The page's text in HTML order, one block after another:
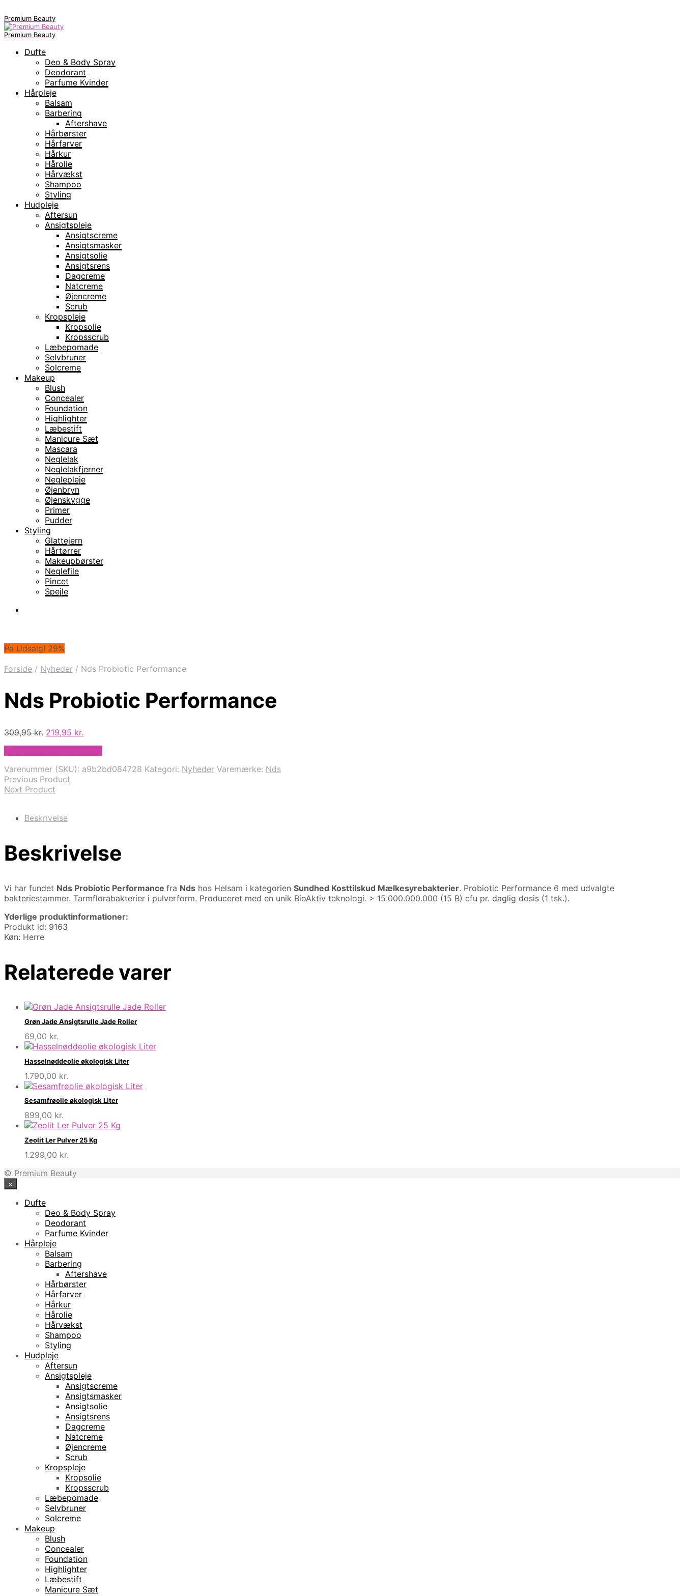
Premium Beauty
Premium Beauty
Dufte
Deo & Body Spray
Deodorant
Parfume Kvinder
Hårpleje
Balsam
Barbering
Aftershave
Hårbørster
Hårfarver
Hårkur
Hårolie
Hårvækst
Shampoo
Styling
Hudpleje
Aftersun
Ansigtspleje
Ansigtscreme
Ansigtsmasker
Ansigtsolie
Ansigtsrens
Dagcreme
Natcreme
Øjencreme
Scrub
Kropspleje
Kropsolie
Kropsscrub
Læbepomade
Selvbruner
Solcreme
Makeup
Blush
Concealer
Foundation
Highlighter
Læbestift
Manicure Sæt
Mascara
Neglelak
Neglelakfjerner
Neglepleje
Øjenbryn
Øjenskygge
Primer
Pudder
Styling
Glattejern
Hårtørrer
Makeupbørster
Neglefile
Pincet
Spejle
På Udsalg! 29%
Forside / Nyheder / Nds Probiotic Performance
Nds Probiotic Performance
309,95kr. Den
309,95 kr..
219,95 kr.
219,95 kr..
Varenummer (SKU): a9b2bd084728 Kategori: Nyheder Varemærke: Nds
Previous Product
Next Product
Beskrivelse
Beskrivelse
Vi har fundet Nds Probiotic Performance fra Nds hos Helsam i kategorien Sundhed Kosttilskud Mælkesyrebakterier. Probiotic Performance 6 med udvalgte
bakteriestammer. Tarmflorabakterier i pulverform. Produceret med en unik BioAktiv teknologi. > 15.000.000.000 (15 B) cfu pr. daglig dosis (1 tsk.).
Yderlige produktinformationer:
Produkt id: 9163
Køn: Herre
Relaterede varer
Grøn Jade Ansigtsrulle Jade Roller
69,00 kr.
Hasselnøddeolie økologisk Liter
1.790,00 kr.
Sesamfrøolie økologisk Liter
899,00 kr.
Zeolit Ler Pulver 25 Kg
1.299,00 kr.
© Premium Beauty
×
Dufte
Deo & Body Spray
Deodorant
Parfume Kvinder
Hårpleje
Balsam
Barbering
Aftershave
Hårbørster
Hårfarver
Hårkur
Hårolie
Hårvækst
Shampoo
Styling
Hudpleje
Aftersun
Ansigtspleje
Ansigtscreme
Ansigtsmasker
Ansigtsolie
Ansigtsrens
Dagcreme
Natcreme
Øjencreme
Scrub
Kropspleje
Kropsolie
Kropsscrub
Læbepomade
Selvbruner
Solcreme
Makeup
Blush
Concealer
Foundation
Highlighter
Læbestift
Manicure Sæt